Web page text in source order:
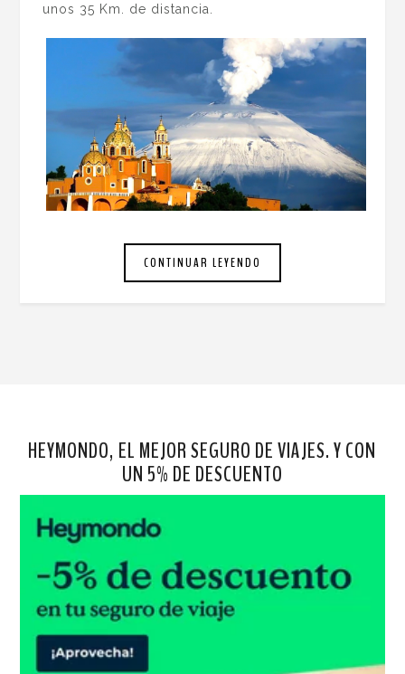
unos 35 Km. de distancia.
CONTINUAR LEYENDO
HEYMONDO, EL MEJOR SEGURO DE VIAJES. Y CON
UN 5% DE DESCUENTO